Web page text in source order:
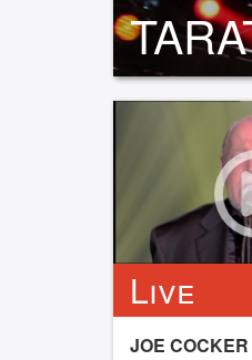
Live
JOE COCKER